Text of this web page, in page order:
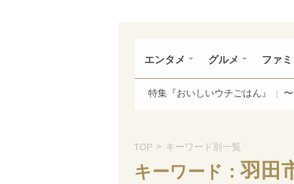
エンタメ グルメ ファ
特集『おいしいウチごはん』
TOP > キーワード別一覧
キーワード：羽田